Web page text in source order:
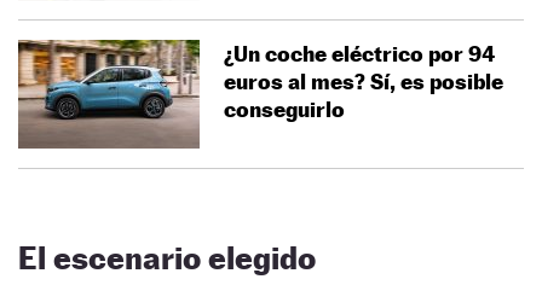
¿Un coche eléctrico por 94
euros al mes? Sí, es posible
conseguirlo
El escenario elegido